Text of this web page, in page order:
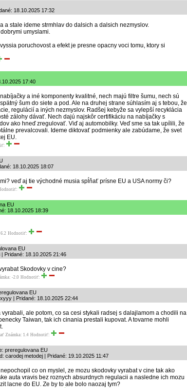
18.10.2025 17:32
a stale ideme strmhlav do dalsich a dalsich nezmyslov.
umyslami.
poruchovost a efekt je presne opacny voci tomu, ktory si
17:40
a iné komponenty kvalitné, nech majú filtre šumu, nech sú
šum do siete a pod. Ale na druhej strane súhlasím aj s tebou, že
regulácií a iných nezmyslov. Radšej kebyže sa vylepší recyklácia
zálohy dávať. Nech dajú najskôr certifikáciu na nabíjačky s
ako hneď zregulovať. Viď aj automobilky. Veď sme sa tak upílili, že
prevalcovali. Ideme diktovať podmienky ale zabúdame, že svet
EU.
18.10.2025 18:07
veď aj tie východné musia spĺňať prísne EU a USA normy či?
EU
18.10.2025 18:39
Hodnotiť:
EU
| Pridané: 18.10.2025 21:46
Skodovky v cine?
-2.0 Hodnotiť:
EU
| Pridané: 18.10.2025 22:44
vyrabali, ale potom, co sa cesi stykali radsej s dalajlamom a chodili na
Taiwan, tak ich cinania prestali kupovat. A tovarne mohli
Známka: 1.4 Hodnotiť:
preregulovana EU
carodej metodej | Pridané: 19.10.2025 11:47
co on myslel, ze mozu skodovky vyrabat v cine tak ako
auta vravis bez roznych absurdnych regulacii a nasledne ich mozu
lacne do EU. Ze by to ale bolo naozaj tym?